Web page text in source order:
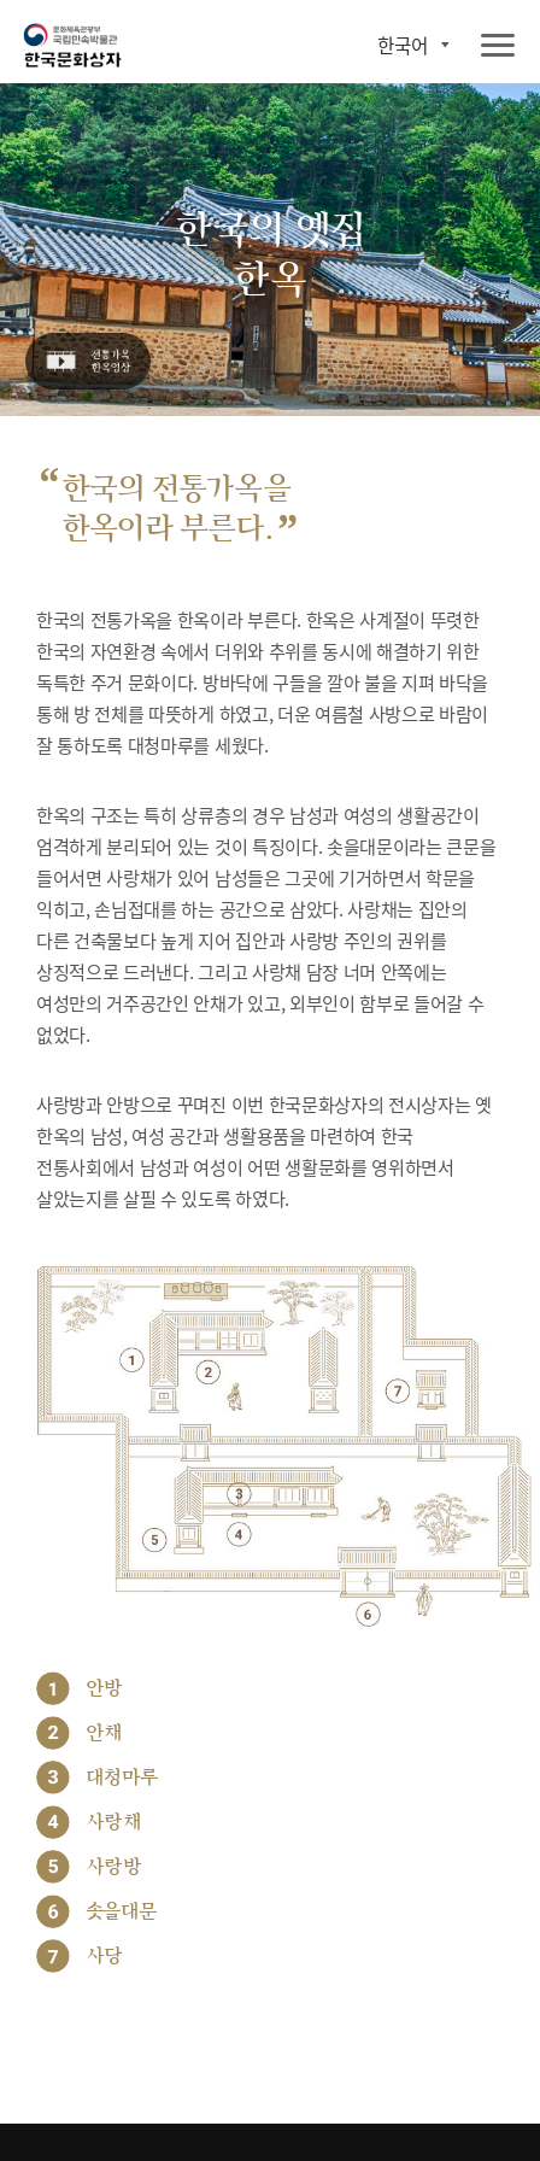
한국어
한국의 옛집
한옥
“한국의 전통가옥을
한옥이라 부른다. ”
한국의 전통가옥을 한옥이라 부른다. 한옥은 사계절이 뚜렷한
한국의 자연환경 속에서 더위와 추위를 동시에 해결하기 위한
독특한 주거 문화이다. 방바닥에 구들을 깔아 불을 지펴 바닥을
통해 방 전체를 따뜻하게 하였고, 더운 여름철 사방으로 바람이
잘 통하도록 대청마루를 세웠다.
한옥의 구조는 특히 상류층의 경우 남성과 여성의 생활공간이
엄격하게 분리되어 있는 것이 특징이다. 솟을대문이라는 큰문을
들어서면 사랑채가 있어 남성들은 그곳에 기거하면서 학문을
익히고, 손님접대를 하는 공간으로 삼았다. 사랑채는 집안의
다른 건축물보다 높게 지어 집안과 사랑방 주인의 권위를
상징적으로 드러낸다. 그리고 사랑채 담장 너머 안쪽에는
여성만의 거주공간인 안채가 있고, 외부인이 함부로 들어갈 수
없었다.
사랑방과 안방으로 꾸며진 이번 한국문화상자의 전시상자는 옛
한옥의 남성, 여성 공간과 생활용품을 마련하여 한국
전통사회에서 남성과 여성이 어떤 생활문화를 영위하면서
살았는지를 살필 수 있도록 하였다.
1 안방
2 안채
3 대청마루
4 사랑채
5 사랑방
6 솟을대문
7 사당